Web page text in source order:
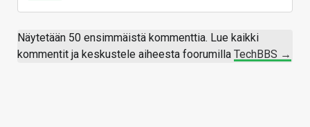
Näytetään 50 ensimmäistä kommenttia. Lue kaikki
kommentit ja keskustele aiheesta foorumilla TechBBS →